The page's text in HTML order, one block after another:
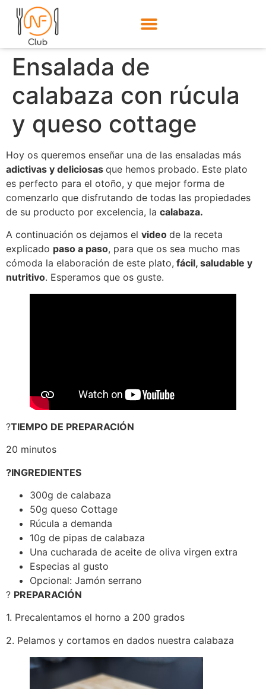
Ensalada de
calabaza con rúcula
y queso cottage
Hoy os queremos enseñar una de las ensaladas más
adictivas y deliciosas que hemos probado. Este plato
es perfecto para el otoño, y que mejor forma de
comenzarlo que disfrutando de todas las propiedades
de su producto por excelencia, la calabaza.
A continuación os dejamos el video de la receta
explicado paso a paso, para que os sea mucho mas
cómoda la elaboración de este plato, fácil, saludable y
nutritivo. Esperamos que os guste.
?TIEMPO DE PREPARACIÓN
20 minutos
?INGREDIENTES
300g de calabaza
50g queso Cottage
Rúcula a demanda
10g de pipas de calabaza
Una cucharada de aceite de oliva virgen extra
Especias al gusto
Opcional: Jamón serrano
? PREPARACIÓN
1. Precalentamos el horno a 200 grados
2. Pelamos y cortamos en dados nuestra calabaza